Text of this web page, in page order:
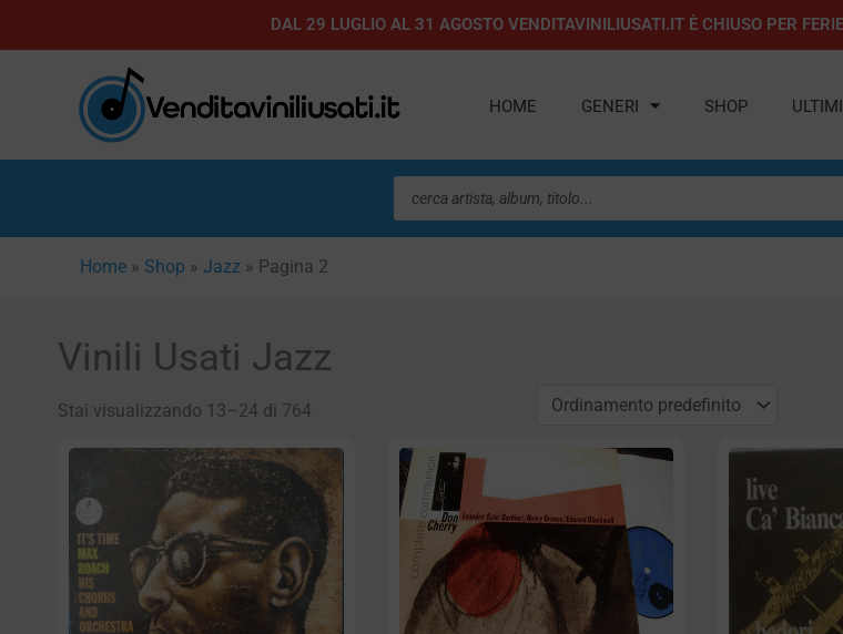
al
DAL 29 LUGLIO AL 31 AGOSTO VENDITAVINILIUSATI.IT È CHIUSO PER
HOME GENERI SHOP
Ricerca
prodotti
Home » Shop » Jazz » Pagina 2
Vinili Usati Jazz
Stai visualizzando 13–24 di 764
Pagina Pagina